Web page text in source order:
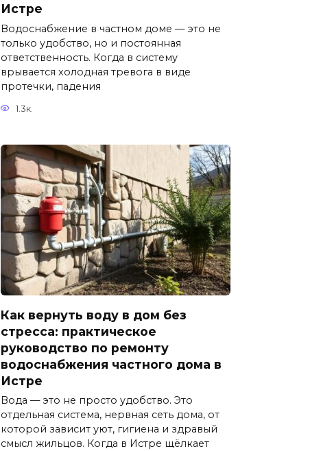
Истре
Водоснабжение в частном доме — это не
только удобство, но и постоянная
ответственность. Когда в систему
врывается холодная тревога в виде
протечки, падения
1.3к.
Как вернуть воду в дом без
стресса: практическое
руководство по ремонту
водоснабжения частного дома в
Истре
Вода — это не просто удобство. Это
отдельная система, нервная сеть дома, от
которой зависит уют, гигиена и здравый
смысл жильцов. Когда в Истре щёлкает